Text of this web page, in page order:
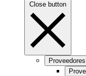
Close button